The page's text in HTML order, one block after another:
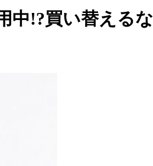
中!?買い替えるな